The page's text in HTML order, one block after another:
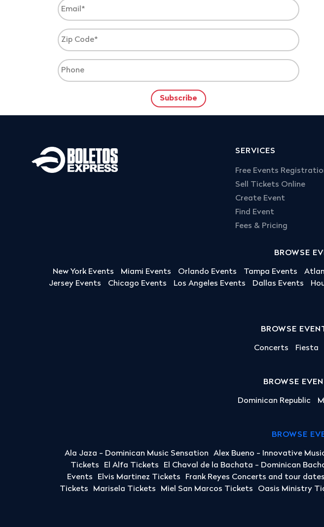
SERVICES
Free Events
Sell Tickets Online
Create Event
Find Event
Fees & Pricing
BROWSE
New York Events Miami Events Orlando Events Tampa Events
Jersey Events
Chicago Events Los Angeles Events Dallas Events
BROWSE
Concerts Fiesta
BROWSE
Dominican Republic
BROWSE
Ala Jaza - Dominican Music Sensation Alex Bueno - Innovative
Tickets
El Alfa Tickets El Chaval de la Bachata - Dominican
Events
Elvis Martinez Tickets Frank Reyes Concerts and tour dates
Tickets
Marisela Tickets Miel San Marcos Tickets Oasis Ministry